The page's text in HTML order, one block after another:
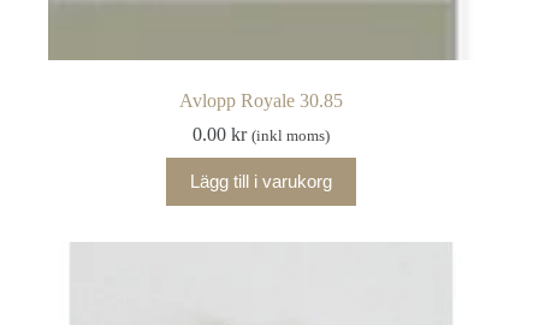
Avlopp Royale 30.85
0.00kr (inkl moms)
Lägg till i varukorg